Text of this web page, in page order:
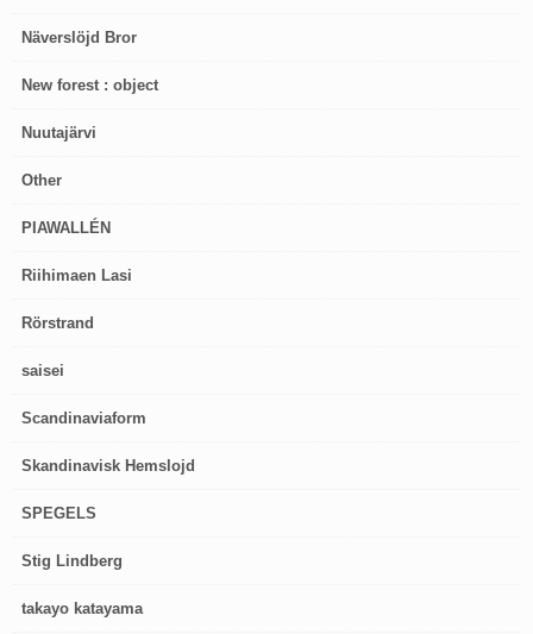
Näverslöjd Bror
New forest : object
Nuutajärvi
Other
PIAWALLÉN
Riihimaen Lasi
Rörstrand
saisei
Scandinaviaform
Skandinavisk Hemslojd
SPEGELS
Stig Lindberg
takayo katayama